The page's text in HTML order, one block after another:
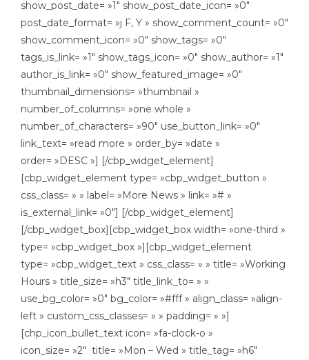
show_post_date= »1″ show_post_date_icon= »0″
post_date_format= »j F, Y » show_comment_count= »0″
show_comment_icon= »0″ show_tags= »0″
tags_is_link= »1″ show_tags_icon= »0″ show_author= »1″
author_is_link= »0″ show_featured_image= »0″
thumbnail_dimensions= »thumbnail »
number_of_columns= »one whole »
number_of_characters= »90″ use_button_link= »0″
link_text= »read more » order_by= »date »
order= »DESC »] [/cbp_widget_element]
[cbp_widget_element type= »cbp_widget_button »
css_class= » » label= »More News » link= »# »
is_external_link= »0″] [/cbp_widget_element]
[/cbp_widget_box][cbp_widget_box width= »one-third »
type= »cbp_widget_box »][cbp_widget_element
type= »cbp_widget_text » css_class= » » title= »Working
Hours » title_size= »h3″ title_link_to= » »
use_bg_color= »0″ bg_color= »#fff » align_class= »align-
left » custom_css_classes= » » padding= » »]
[chp_icon_bullet_text icon= »fa-clock-o »
icon_size= »2″ title= »Mon – Wed » title_tag= »h6″